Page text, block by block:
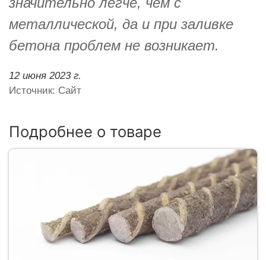
металлической, да и при заливке
бетона проблем не возникает.
12 июня 2023 г.
Источник: Сайт
Подробнее о товаре